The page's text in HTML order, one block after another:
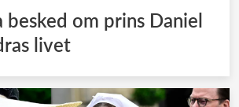
besked om prins Daniel
livet